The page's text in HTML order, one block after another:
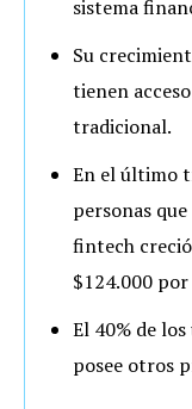
sistema
Su
tienen
tradicional.
En el último
personas
fintech
$124.000
El 40% de
posee otros